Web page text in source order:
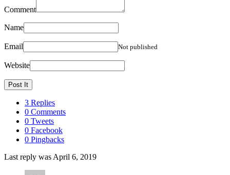
Comment
Name
Email Not published
Website
3 Replies
0 Comments
0 Tweets
0 Facebook
0 Pingbacks
Last reply was April 6, 2019